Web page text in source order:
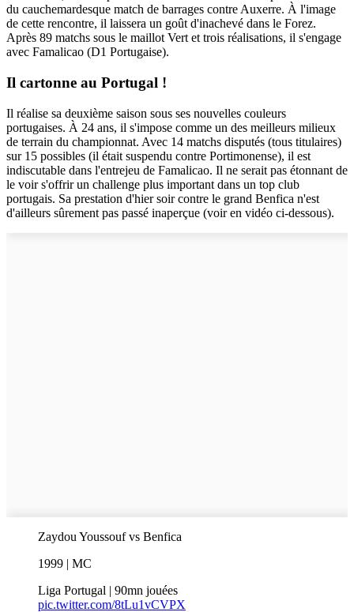
du cauchemardesque match de barrages contre Auxerre. À l'image
de cette rencontre, il laissera un goût d'inachevé dans le Forez.
Après 89 matchs sous le maillot Vert et trois réalisations, il s'engage
avec Famalicao (D1 Portugaise).
Il cartonne au Portugal !
Il réalise sa deuxième saison sous ses nouvelles couleurs
portugaises. À 24 ans, il s'impose comme un des meilleurs milieux
de terrain du championnat. Avec 14 matchs disputés (tous titulaires)
sur 15 possibles (il était suspendu contre Portimonense), il est
indiscutable dans l'entrejeu de Famalicao. Il ne serait pas étonnant de
le voir s'offrir un challenge plus important dans un top club
portugais. Sa prestation d'hier soir contre le grand Benfica n'est
d'ailleurs sûrement pas passé inaperçue (voir en vidéo ci-dessous).
Zaydou Youssouf vs Benfica
1999 | MC
Liga Portugal | 90mn jouées
pic.twitter.com/8tLu1vCVPX